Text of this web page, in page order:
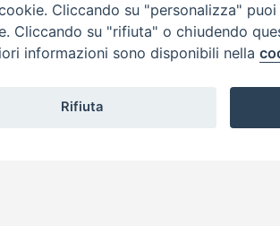
Cliccando su "personalizza"
Cliccando su "rifiuta" o chiudendo
informazioni sono disponibili nella
Rifiuta